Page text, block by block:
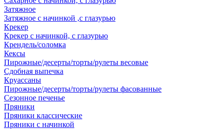
Затяжное
Затяжное с начинкой ,с глазурью
Крекер
Крекер с начинкой, с глазурью
Крендель/соломка
Кексы
Пирожные/десерты/торты/рулеты весовые
Сдобная выпечка
Круассаны
Пирожные/десерты/торты/рулеты фасованные
Сезонное печенье
Пряники
Пряники классические
Пряники с начинкой